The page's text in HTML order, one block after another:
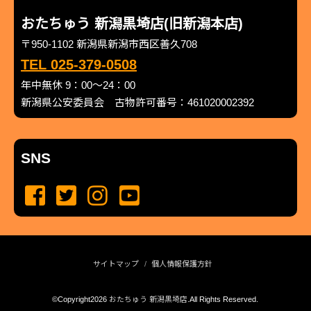
おたちゅう 新潟黒埼店(旧新潟本店)
〒950-1102 新潟県新潟市西区善久708
TEL 025-379-0508
年中無休 9：00～24：00
新潟県公安委員会 古物許可番号：461020002392
SNS
サイトマップ 個人情報保護方針
©Copyright2026 おたちゅう 新潟黒埼店 .All Rights Reserved.